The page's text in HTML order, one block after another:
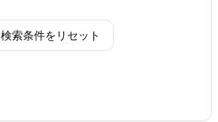
検索条件をリセット